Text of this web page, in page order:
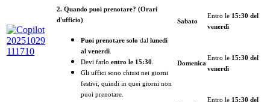
2. Quando puoi prenotare? (Orari
d'ufficio)
Puoi prenotare solo dal lunedì
al venerdì
Devi farlo entro le 15:30
Gli uffici sono chiusi nei giorni
festivi, quindi in quei giorni non
puoi prenotare.
Sabato
Entro le 15:30 del
venerdì
Domenica
Entro le 15:30 del
venerdì
Entro le 15:30 del